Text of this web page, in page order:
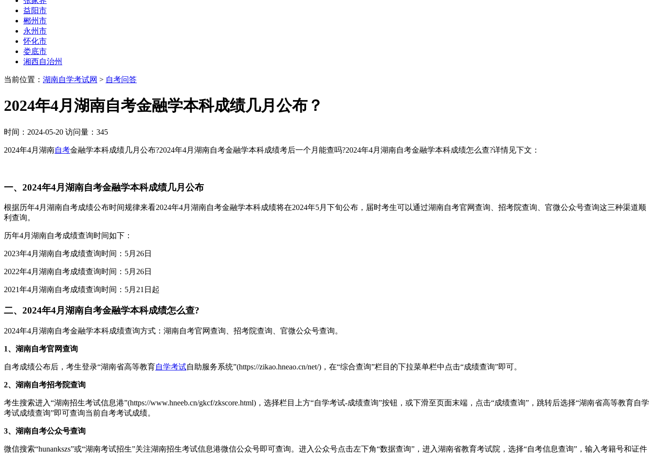
益阳市
郴州市
永州市
怀化市
娄底市
湘西自治州
当前位置： 湖南自学考试网 > 自考问答
2024年4月湖南自考金融学本科成绩几月公布？
时间：2024-05-20 访问量：345
2024年4月湖南自考金融学本科成绩几月公布?2024年4月湖南自考金融学本科成绩考后一个月能查吗?2024年4月湖南自考金融学本科成绩怎么查?详情见下文：
一、2024年4月湖南自考金融学本科成绩几月公布
根据历年4月湖南自考成绩公布时间规律来看2024年4月湖南自考金融学本科成绩将在2024年5月下旬公布，届时考生可以通过湖南自考官网查询、招考院查询、官微公众号查询这三种渠道顺
利查询。
历年4月湖南自考成绩查询时间如下：
2023年4月湖南自考成绩查询时间：5月26日
2022年4月湖南自考成绩查询时间：5月26日
2021年4月湖南自考成绩查询时间：5月21日起
二、2024年4月湖南自考金融学本科成绩怎么查?
2024年4月湖南自考金融学本科成绩查询方式：湖南自考官网查询、招考院查询、官微公众号查询。
1、湖南自考官网查询
自考成绩公布后，考生登录“湖南省高等教育自学考试自助服务系统”(https://zikao.hneao.cn/net/)，在“综合查询”栏目的下拉菜单栏中点击“成绩查询”即可。
2、湖南自考招考院查询
考生搜索进入“湖南招生考试信息港”(https://www.hneeb.cn/gkcf/zkscore.html)，选择栏目上方“自学考试-成绩查询”按钮，或下滑至页面末端，点击“成绩查询”，跳转后选择“湖南省高等教育自学
考试成绩查询”即可查询当前自考考试成绩。
3、湖南自考公众号查询
微信搜索“hunankszs”或“湖南考试招生”关注湖南招生考试信息港微信公众号即可查询。进入公众号点击左下角“数据查询”，进入湖南省教育考试院，选择“自考信息查询”，输入考籍号和证件